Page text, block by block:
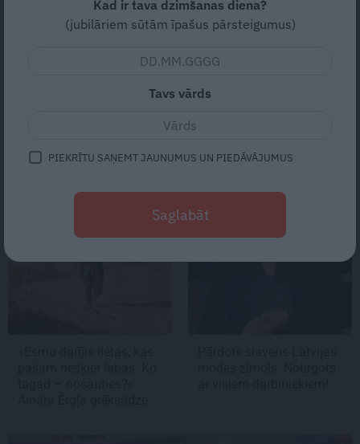
Lupīnu kafijas pionieri Latvijā. Kā Iveta
un Aigars rada unikālu dzērienu
INTERVIJA BIZNESS
Kad ir tava dzimšanas diena?
(jubilāriem sūtām īpašus pārsteigumus)
Tavs vārds
PIEKRĪTU SAŅEMT JAUNUMUS UN PIEDĀVĀJUMUS
Saglabāt